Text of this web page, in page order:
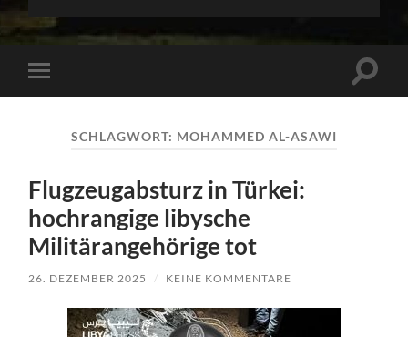
Mobile-
Menü
SCHLAGWORT: MOHAMMED AL-ASAWI
Flugzeugabsturz in Türkei:
hochrangige libysche
Militärangehörige tot
26. DEZEMBER 2025 / KEINE KOMMENTARE